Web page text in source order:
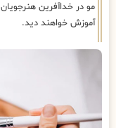
مو در خداآفرین هنرجویان
آموزش خواهند دید.